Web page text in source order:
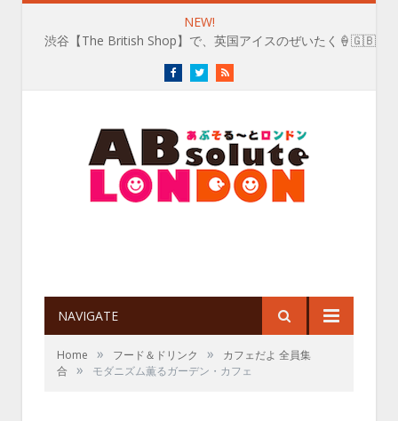
NEW!
渋谷【The British Shop】で、英国アイスのぜいたく🍦🇬🇧
FacebookTwitterRSS
NAVIGATE
Home » フード＆ドリンク »
カフェだよ 全員集
合
» モダニズム薫るガーデン・カフェ